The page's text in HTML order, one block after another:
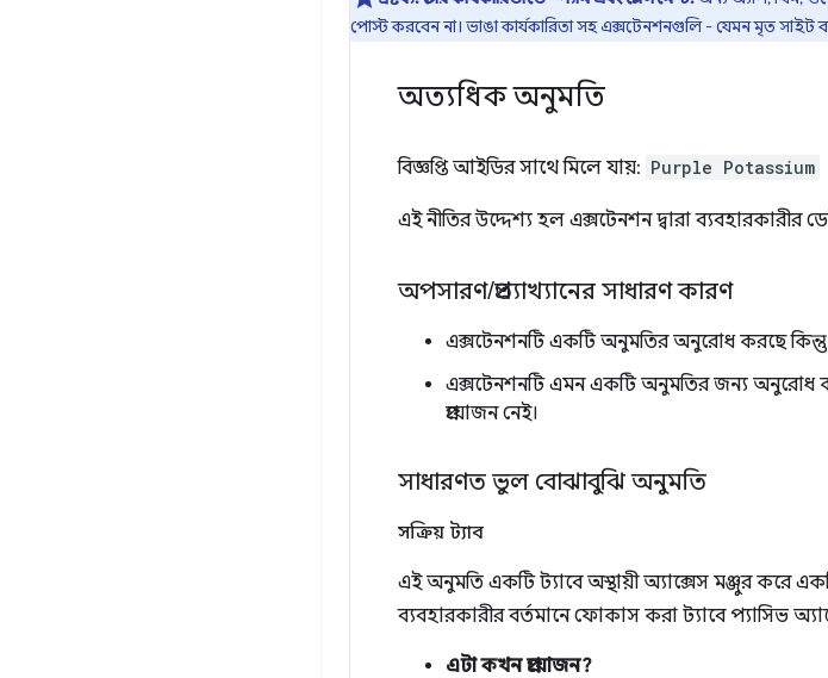
পোস্ট করবেন না। ভাঙা কার্যকারিতা সহ এক্সটেনশনগুলি - যেমন মৃত সাইট
অত্যধিক অনুমতি
বিজ্ঞপ্তি আইডির সাথে মিলে যায়: Purple Potassium
এই নীতির উদ্দেশ্য হল এক্সটেনশন দ্বারা ব্যবহারকারীর
অপসারণ/প্রত্যাখ্যানের সাধারণ কারণ
এক্সটেনশনটি একটি অনুমতির অনুরোধ করছে কিন্তু
এক্সটেনশনটি এমন একটি অনুমতির জন্য অনুরোধ
প্রয়োজন নেই।
সাধারণত ভুল বোঝাবুঝি অনুমতি
সক্রিয় ট্যাব
এই অনুমতি একটি ট্যাবে অস্থায়ী অ্যাক্সেস মঞ্জুর করে
ব্যবহারকারীর বর্তমানে ফোকাস করা ট্যাবে প্যাসিভ
এটা কখন প্রয়োজন?